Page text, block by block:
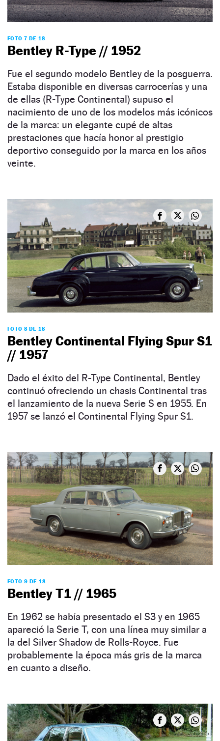
FOTO 7 DE 18
Bentley R-Type // 1952
Fue el segundo modelo Bentley de la posguerra.
Estaba disponible en diversas carrocerías y una
de ellas (R-Type Continental) supuso el
nacimiento de uno de los modelos más icónicos
de la marca: un elegante cupé de altas
prestaciones que hacía honor al prestigio
deportivo conseguido por la marca en los años
veinte.
FOTO 8 DE 18
Bentley Continental Flying Spur S1
// 1957
Dado el éxito del R-Type Continental, Bentley
continuó ofreciendo un chasis Continental tras
el lanzamiento de la nueva Serie S en 1955. En
1957 se lanzó el Continental Flying Spur S1.
FOTO 9 DE 18
Bentley T1 // 1965
En 1962 se había presentado el S3 y en 1965
apareció la Serie T, con una línea muy similar a
la del Silver Shadow de Rolls-Royce. Fue
probablemente la época más gris de la marca
en cuanto a diseño.